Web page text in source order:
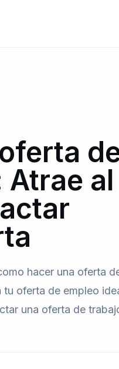
al
hacer una oferta
oferta de empleo
una oferta de